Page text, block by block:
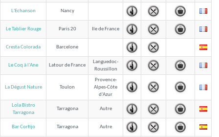
L'Echanson Nancy
Le Tablier Rouge Paris 20 Ile de France
Cresta Colorada Barcelone
Le Coq à l'Ane Latour de France
Languedoc-
Roussillon
La Dégust Nature Toulon
Provence-
Alpes-Côte
d'Azur
Lola Bistro
Tarragona
Tarragona Autre
Bar Cortijo Tarragona Autre